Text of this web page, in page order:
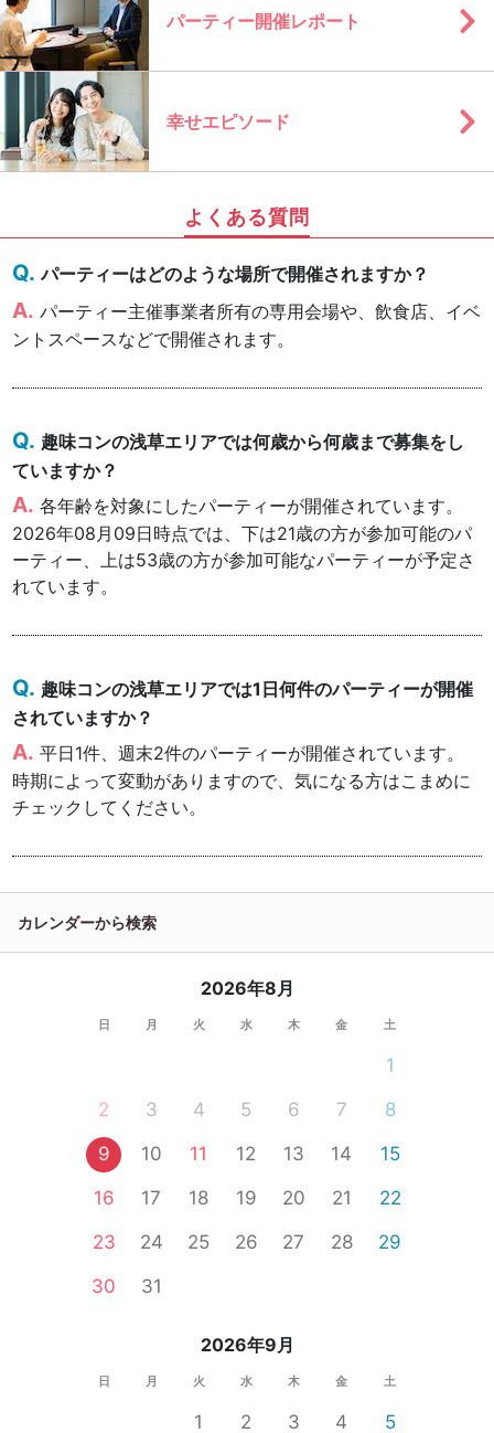
パーティー開催レポート
幸せエピソード
よくある質問
パーティーはどのような場所で開催されますか？
パーティー主催事業者所有の専用会場や、飲食店、イベ
ントスペースなどで開催されます。
趣味コンの浅草エリアでは何歳から何歳まで募集をし
ていますか？
各年齢を対象にしたパーティーが開催されています。
2026年08月09日時点では、下は21歳の方が参加可能のパ
ーティー、上は53歳の方が参加可能なパーティーが予定さ
れています。
趣味コンの浅草エリアでは1日何件のパーティーが開催
されていますか？
平日1件、週末2件のパーティーが開催されています。
時期によって変動がありますので、気になる方はこまめに
チェックしてください。
カレンダーから検索
2026年8月
日 月 火 水 木 金 土
1
2
3 4 5 6 7
8
9
10 11 12 13 14
15
16
17 18 19 20 21
22
23
24 25 26 27 28
29
30
31
2026年9月
日 月 火 水 木 金 土
1 2 3 4 5